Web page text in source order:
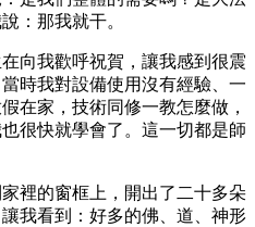
：那我就干。
向我歡呼祝賀，讓我感到很震
時我對設備使用沒有經驗、一
在家，技術同修一教怎麼做，
很快就學會了。這一切都是師
裡的窗框上，開出了二十多朵
我看到：好多的佛、道、神形